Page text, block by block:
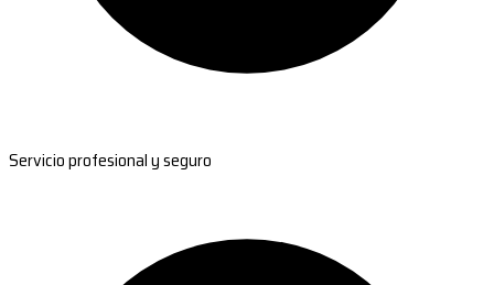
Servicio profesional y seguro